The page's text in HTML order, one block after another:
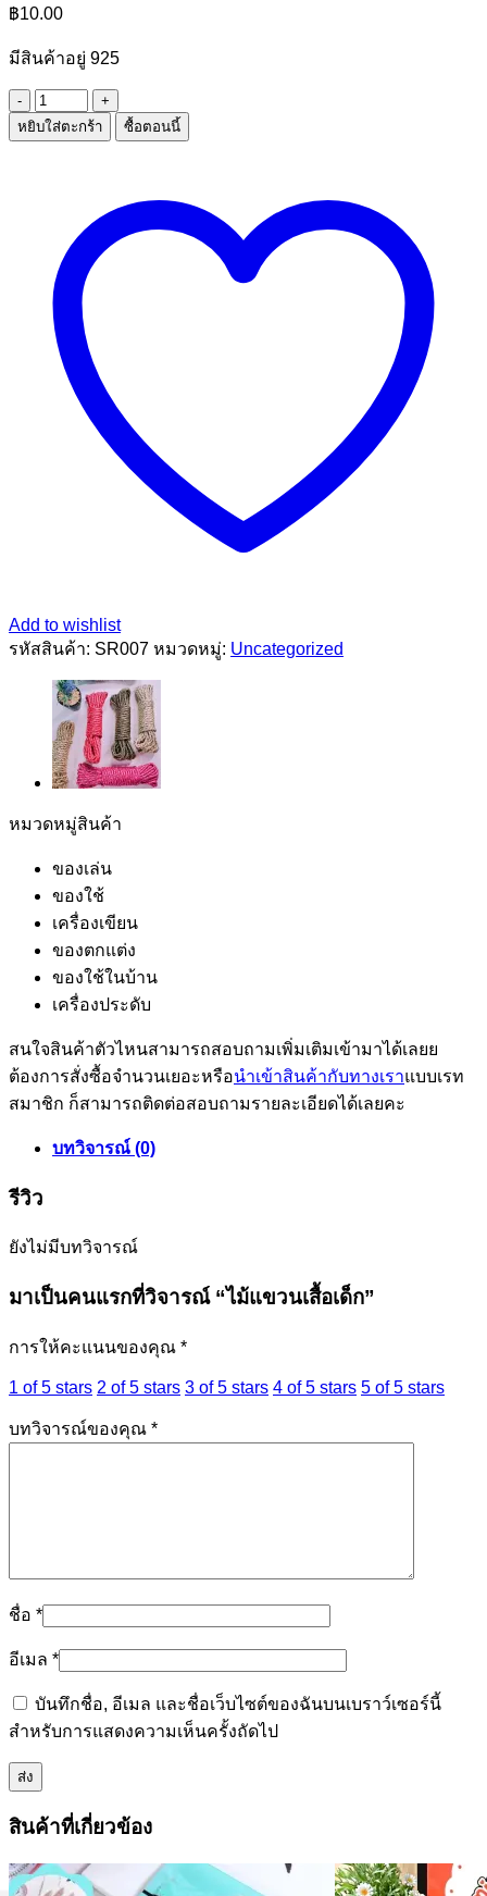
฿10.00
มีสินค้าอยู่ 925
จำนวน
ไม้
หยิบใส่ตะกร้า ซื้อตอนนี้
Add to wishlist
รหัสสินค้า: SR007 หมวดหมู่: Uncategorized
หมวดหมู่สินค้า
ของเล่น
ของใช้
เครื่องเขียน
ของตกแต่ง
ของใช้ในบ้าน
เครื่องประดับ
สนใจสินค้าตัวไหนสามารถสอบถามเพิ่มเติมเข้ามาได้เลยย
ต้องการสั่งซื้อจำนวนเยอะหรือนำเข้าสินค้ากับทางเราแบบเรท
สมาชิก ก็สามารถติดต่อสอบถามรายละเอียดได้เลยคะ
บทวิจารณ์ (0)
รีวิว
ยังไม่มีบทวิจารณ์
มาเป็นคนแรกที่วิจารณ์ “ไม้แขวนเสื้อเด็ก”
การให้คะแนนของคุณ *
1 of 5 stars 2 of 5 stars 3 of 5 stars 4 of 5 stars 5 of 5 stars
บทวิจารณ์ของคุณ *
ชื่อ *
อีเมล *
บันทึกชื่อ, อีเมล และชื่อเว็บไซต์ของฉันบนเบราว์เซอร์นี้
สำหรับการแสดงความเห็นครั้งถัดไป
สินค้าที่เกี่ยวข้อง